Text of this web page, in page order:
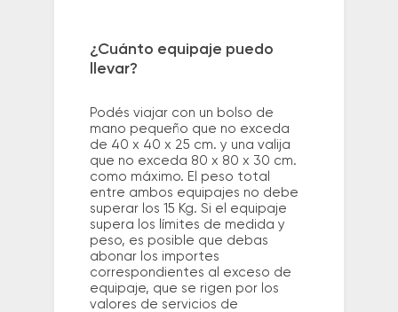
¿Cuánto equipaje puedo
llevar?
Podés viajar con un bolso de
mano pequeño que no exceda
de 40 x 40 x 25 cm. y una valija
que no exceda 80 x 80 x 30 cm.
como máximo. El peso total
entre ambos equipajes no debe
superar los 15 Kg. Si el equipaje
supera los límites de medida y
peso, es posible que debas
abonar los importes
correspondientes al exceso de
equipaje, que se rigen por los
valores de servicios de